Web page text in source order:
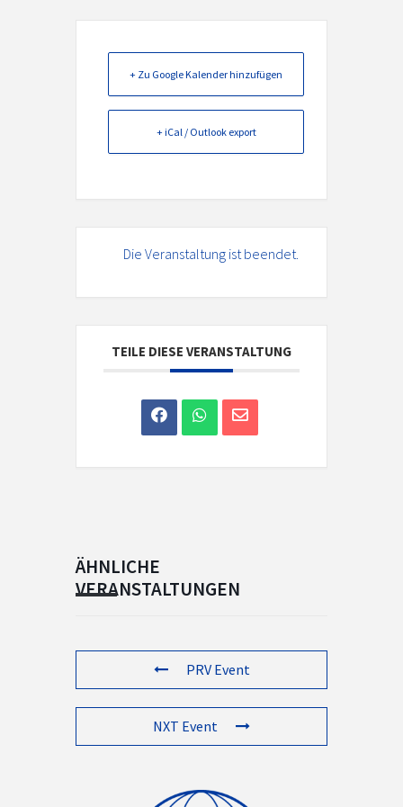
+ Zu Google Kalender hinzufügen
+ iCal / Outlook export
Die Veranstaltung ist beendet.
TEILE DIESE VERANSTALTUNG
ÄHNLICHE
VERANSTALTUNGEN
PRV Event
NXT Event